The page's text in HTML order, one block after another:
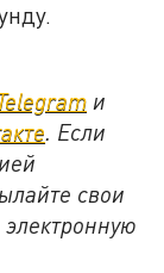
и
. Если
свои